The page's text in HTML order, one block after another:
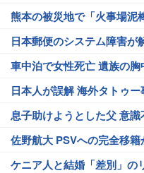
熊本の被災地で「火事場泥
日本郵便のシステム障害が
車中泊で女性死亡 遺族の胸
日本人が誤解 海外タトゥー
息子助けようとした父 意識
佐野航大 PSVへの完全移籍
ケニア人と結婚「差別」の